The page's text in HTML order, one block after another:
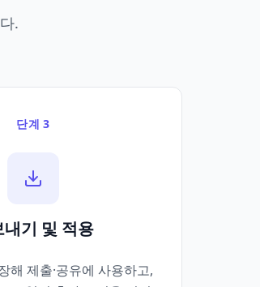
.
단계 3
내기 및 적용
해 제출·공유에 사용하고,